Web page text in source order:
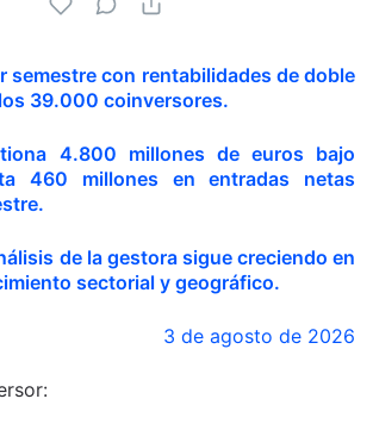
semestre con rentabilidades de doble
39.000 coinversores.
4.800 millones de euros bajo
460 millones en entradas netas
de la gestora sigue creciendo en
sectorial y geográfico.
3 de agosto de 2026